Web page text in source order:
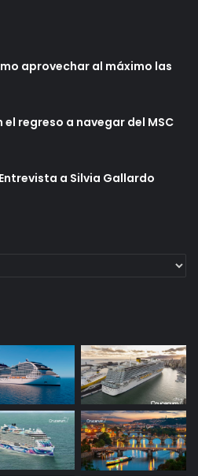
aprovechar al máximo las
regreso a navegar del MSC
a Silvia Gallardo